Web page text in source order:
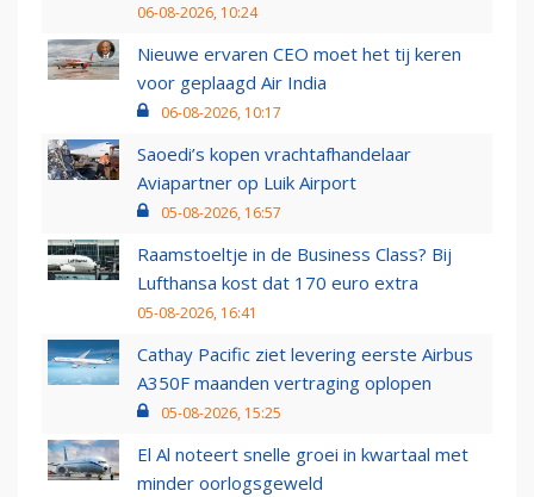
06-08-2026, 10:24
Nieuwe ervaren CEO moet het tij keren
voor geplaagd Air India
06-08-2026, 10:17
Saoedi’s kopen vrachtafhandelaar
Aviapartner op Luik Airport
05-08-2026, 16:57
Raamstoeltje in de Business Class? Bij
Lufthansa kost dat 170 euro extra
05-08-2026, 16:41
Cathay Pacific ziet levering eerste Airbus
A350F maanden vertraging oplopen
05-08-2026, 15:25
El Al noteert snelle groei in kwartaal met
minder oorlogsgeweld